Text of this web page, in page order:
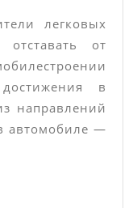
легковых
от
в
направлений
автомобиле —